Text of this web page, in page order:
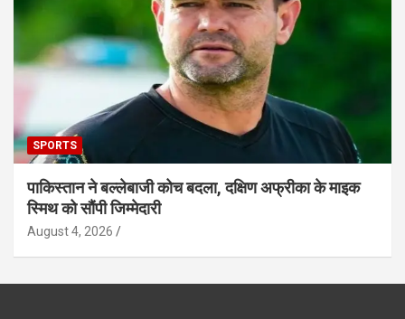
SPORTS
पाकिस्तान ने बल्लेबाजी कोच बदला, दक्षिण अफ्रीका के माइक
स्मिथ को सौंपी जिम्मेदारी
August 4, 2026